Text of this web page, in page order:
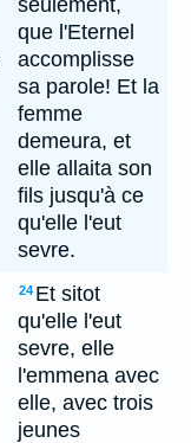
seulement,
que l'Eternel
accomplisse
sa parole! Et la
femme
demeura, et
elle allaita son
fils jusqu'à ce
qu'elle l'eut
sevre.
24 Et sitot
qu'elle l'eut
sevre, elle
l'emmena avec
elle, avec trois
jeunes